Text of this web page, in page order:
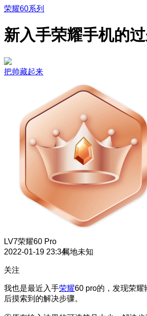
荣耀60系列
新入手荣耀手机的
把帅藏起来
LV7荣耀60 Pro
2022-01-19 23:34属地未知
关注
我也是最近入手荣耀60 pro的，发现荣
后摸索到的解决步骤。